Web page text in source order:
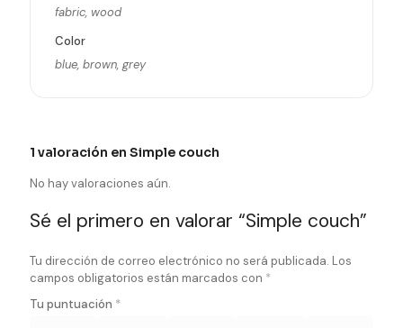
fabric, wood
Color
blue, brown, grey
1 valoración en Simple couch
No hay valoraciones aún.
Sé el primero en valorar “Simple couch”
Tu dirección de correo electrónico no será publicada. Los
campos obligatorios están marcados con *
Tu puntuación *